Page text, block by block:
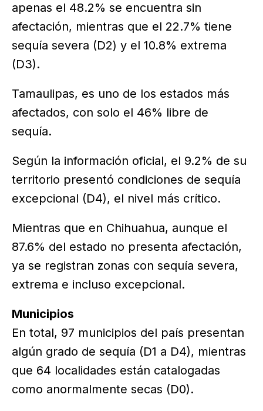
apenas el 48.2% se encuentra sin
afectación, mientras que el 22.7% tiene
sequía severa (D2) y el 10.8% extrema
(D3).
Tamaulipas, es uno de los estados más
afectados, con solo el 46% libre de
sequía.
Según la información oficial, el 9.2% de su
territorio presentó condiciones de sequía
excepcional (D4), el nivel más crítico.
Mientras que en Chihuahua, aunque el
87.6% del estado no presenta afectación,
ya se registran zonas con sequía severa,
extrema e incluso excepcional.
Municipios
En total, 97 municipios del país presentan
algún grado de sequía (D1 a D4), mientras
que 64 localidades están catalogadas
como anormalmente secas (D0).